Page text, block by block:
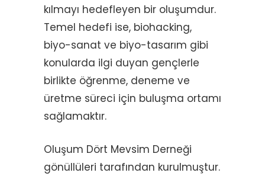
kılmayı hedefleyen bir oluşumdur.
Temel hedefi ise, biohacking,
biyo-sanat ve biyo-tasarım gibi
konularda ilgi duyan gençlerle
birlikte öğrenme, deneme ve
üretme süreci için buluşma ortamı
sağlamaktır.
Oluşum Dört Mevsim Derneği
gönüllüleri tarafından kurulmuştur.